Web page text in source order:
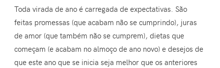
Toda virada de ano é carregada de expectativas. São
feitas promessas (que acabam não se cumprindo), juras
de amor (que também não se cumprem), dietas que
começam (e acabam no almoço de ano novo) e desejos de
que este ano que se inicia seja melhor que os anteriores